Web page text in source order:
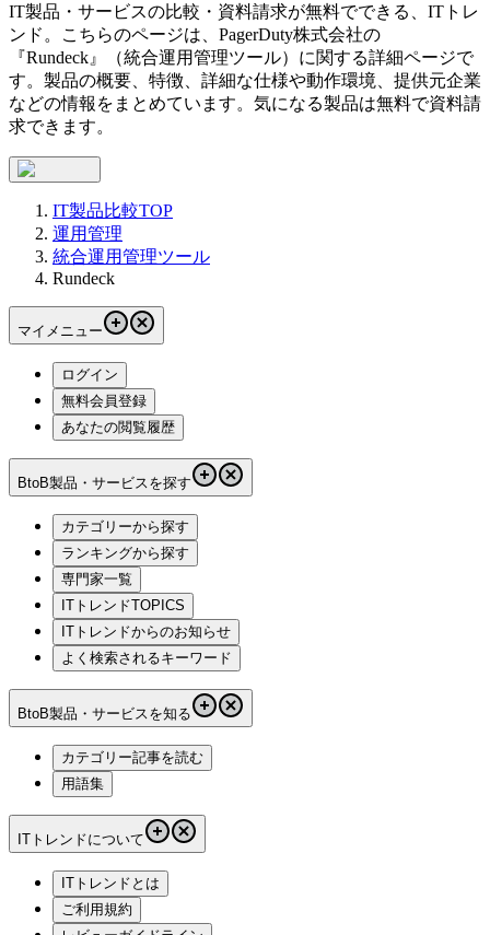
IT製品・サービスの比較・資料請求が無料でできる、ITトレ
ンド。こちらのページは、 PagerDuty株式会社の
『Rundeck 』（統合運用管理ツール）に関する詳細ページで
す。製品の概要、特徴、詳細な仕様や動作環境、提供元企業
などの情報をまとめています。気になる製品は無料で資料請
求できます。
IT製品比較TOP
運用管理
統合運用管理ツール
Rundeck
マイメニュー
ログイン
無料会員登録
あなたの閲覧履歴
BtoB製品・サービスを探す
カテゴリーから探す
ランキングから探す
専門家一覧
ITトレンドTOPICS
ITトレンドからのお知らせ
よく検索されるキーワード
BtoB製品・サービスを知る
カテゴリー記事を読む
用語集
ITトレンドについて
ITトレンドとは
ご利用規約